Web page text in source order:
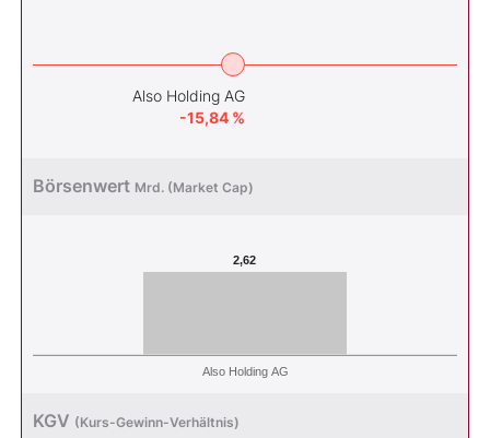
Also Holding AG
-15,84 %
Börsenwert Mrd. (Market Cap)
2,62
Also Holding AG
KGV (Kurs-Gewinn-Verhältnis)